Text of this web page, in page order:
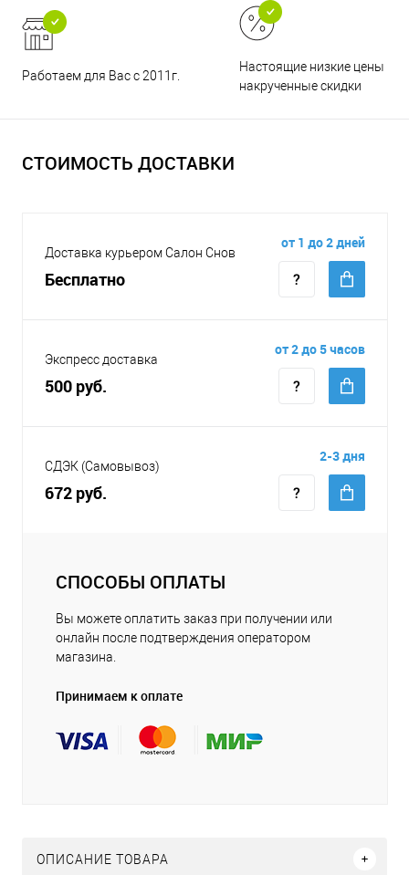
Работаем для Вас с 2011г.
Настоящие низкие цены и
накрученные скидки
СТОИМОСТЬ ДОСТАВКИ
Доставка курьером Салон Снов
Бесплатно
от 1 до 2 дней
Экспресс доставка
500 руб.
от 2 до 5 часов
СДЭК (Самовывоз)
672 руб.
2-3 дня
СПОСОБЫ ОПЛАТЫ
Вы можете оплатить заказ при получении или
онлайн после подтверждения оператором
магазина.
Принимаем к оплате
ОПИСАНИЕ ТОВАРА